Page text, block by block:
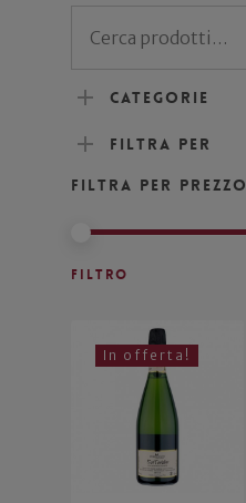
Categorie
Filtra per
Filtra per prezzo
Filtro
In offerta!